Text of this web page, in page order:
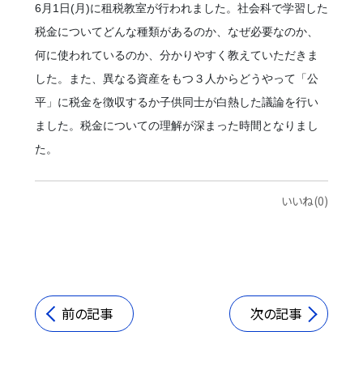
6月1日(月)に租税教室が行われました。社会科で学習した
税金についてどんな種類があるのか、なぜ必要なのか、
何に使われているのか、分かりやすく教えていただきま
した。また、異なる資産をもつ３人からどうやって「公
平」に税金を徴収するか子供同士が白熱した議論を行い
ました。税金についての理解が深まった時間となりまし
た。
いいね(0)
前の記事 次の記事